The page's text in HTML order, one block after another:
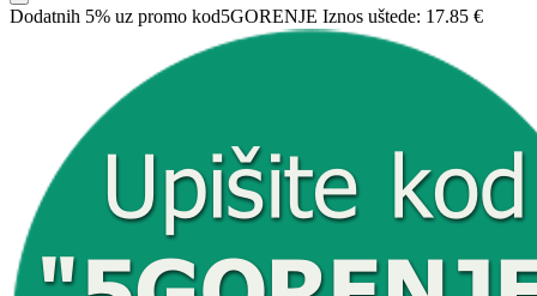
Dodatnih 5% uz promo kod5GORENJE Iznos uštede: 17.85 €